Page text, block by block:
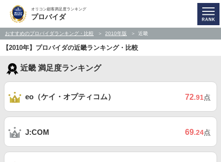
オリコン顧客満足度ランキング
プロバイダ
おすすめのプロバイダランキング・比較 2010年版 近畿
【2010年】プロバイダの近畿ランキング・比較
近畿 満足度ランキング
eo（ケイ・オプティコム） 72.91点
J:COM 69.24点